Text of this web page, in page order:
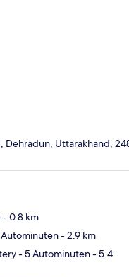
Dehradun, Uttarakhand,
- 0.8 km
- 2.9 km
- 5 Autominuten- 5.4